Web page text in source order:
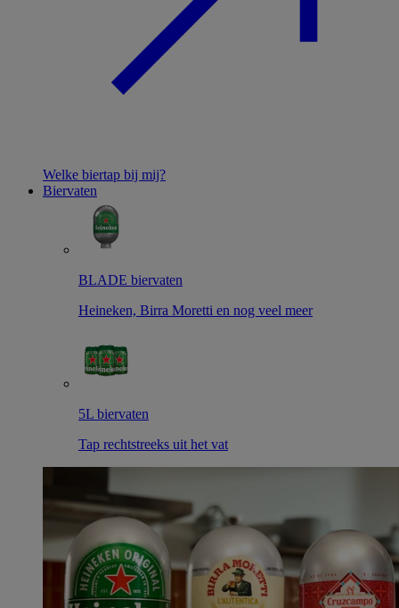
Welke biertap bij mij?
Biervaten
BLADE biervaten
Heineken, Birra Moretti en nog veel meer
5L biervaten
Tap rechtstreeks uit het vat